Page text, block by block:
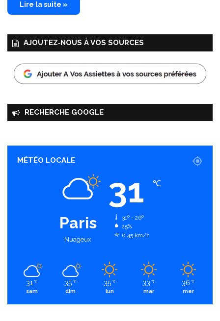
Lire la suite »
AJOUTEZ‑NOUS À VOS SOURCES
RECHERCHE GOOGLE
MÉTÉO LOCALE
Paris
Nuageux
31 ℃
31º - 26º
25%
0.45 km/h
31 ℃
sam
35 ℃
dim
35 ℃
lun
33 ℃
mar
36 ℃
mer